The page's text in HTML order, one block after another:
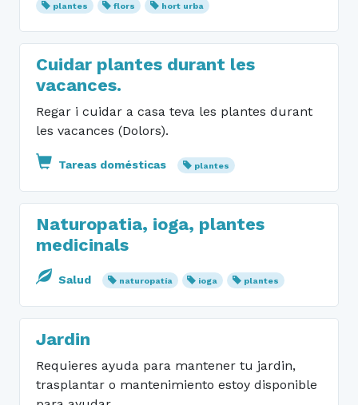
plantes
flors hort urba
Cuidar plantes durant les
vacances.
Regar i cuidar a casa teva les plantes durant
les vacances (Dolors).
Tareas domésticas plantes
Naturopatia, ioga, plantes
medicinals
Salud naturopatía ioga plantes
Jardin
Requieres ayuda para mantener tu jardin,
trasplantar o mantenimiento estoy disponible